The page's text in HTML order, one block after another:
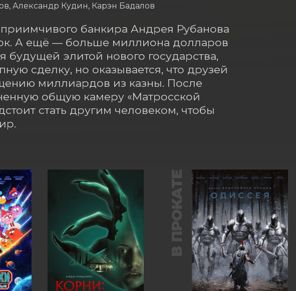
Александр Кудин, Карэн Бадалов
банкира Андрея Рубанова
А ещё — больше миллиона долларов
элитой нового государства,
сделку, но оказывается, что друзей
миллиардов из казны. После
общую камеру «Матросской
стать другим человеком, чтобы
В ПРОКАТЕ